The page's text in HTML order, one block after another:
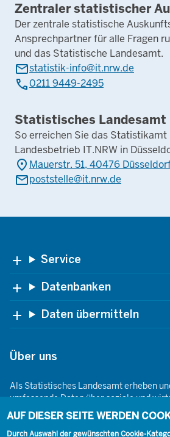
Zentraler statistischer
Der zentrale statistische
Ansprechpartner für alle Fragen
und das Statistische Landesamt.
mailstatistik-info@it.nrw.de
phone0211 9449-2495
Statistisches Landesamt
So erreichen Sie das Statistikamt
Landesbetrieb IT.NRW in
place Mauerstr. 51, 40476
mailpoststelle@it.nrw.de
Footer Service
Datenbanken
Daten übermitteln
Über uns
Als Statistisches Landesamt erheben
umfassende Daten über soziale und
Gegebenheiten. Dabei sind wir den
Objektivität, wissenschaftlichen
statistischen Geheimhaltung
AUF DIESER SEITE WERDEN
Durch Auswahl der gewünschten Cookie-